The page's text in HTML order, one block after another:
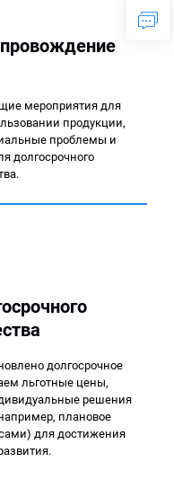
мероприятия для
продукции,
проблемы и
долгосрочного
долгосрочное
льготные цены,
решения
плановое
для достижения